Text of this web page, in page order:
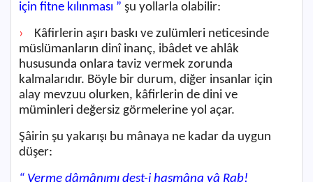
için fitne kılınması ” şu yollarla olabilir:
›
Kâfirlerin aşırı baskı ve zulümleri neticesinde
müslümanların dinî inanç, ibâdet ve ahlâk
hususunda onlara taviz vermek zorunda
kalmalarıdır. Böyle bir durum, diğer insanlar için
alay mevzuu olurken, kâfirlerin de dini ve
müminleri değersiz görmelerine yol açar.
Şâirin şu yakarışı bu mânaya ne kadar da uygun
düşer:
“ Verme dâmânımı dest-i hasmâna yâ Rab!